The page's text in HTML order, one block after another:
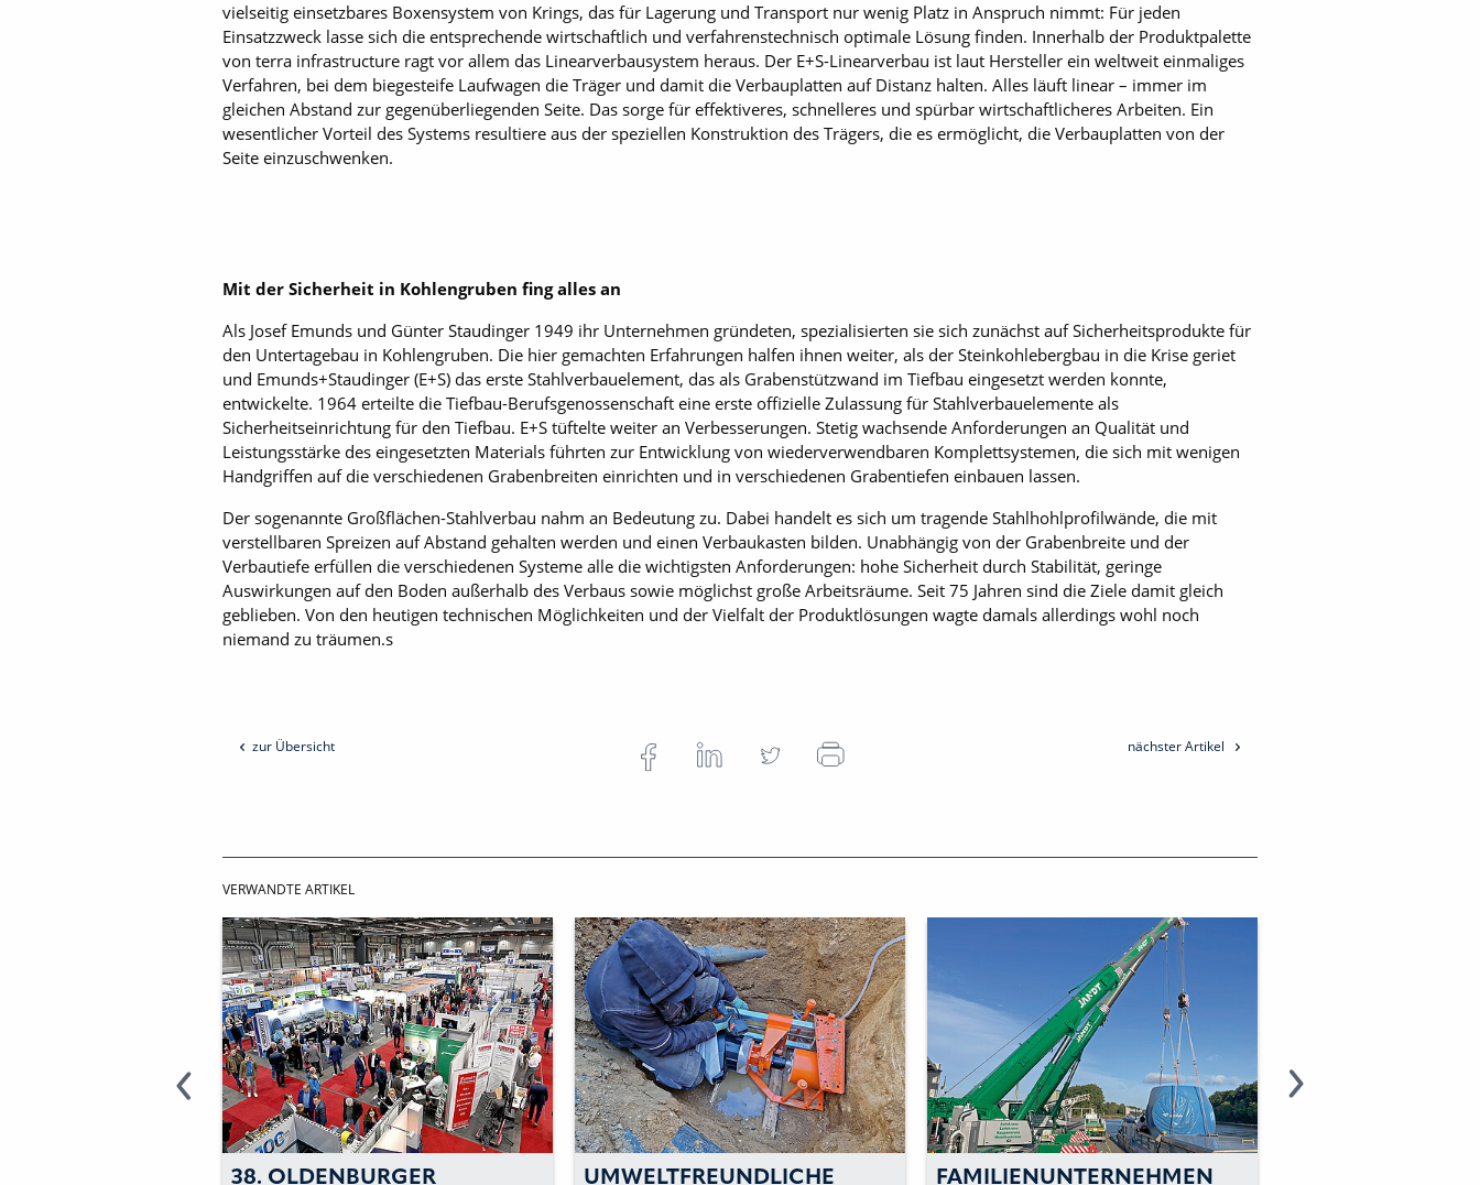
vielseitig einsetzbares Boxensystem von Krings, das für Lagerung und Transport nur wenig Platz in Anspruch nimmt: Für jeden
Einsatzzweck lasse sich die entsprechende wirtschaftlich und verfahrenstechnisch optimale Lösung finden. Innerhalb der Produktpalette
von terra infrastructure ragt vor allem das Linearverbausystem heraus. Der E+S-Linearverbau ist laut Hersteller ein weltweit einmaliges
Verfahren, bei dem biegesteife Laufwagen die Träger und damit die Verbauplatten auf Distanz halten. Alles läuft linear – immer im
gleichen Abstand zur gegenüberliegenden Seite. Das sorge für effektiveres, schnelleres und spürbar wirtschaftlicheres Arbeiten. Ein
wesentlicher Vorteil des Systems resultiere aus der speziellen Konstruktion des Trägers, die es ermöglicht, die Verbauplatten von der
Seite einzuschwenken.
Mit der Sicherheit in Kohlengruben fing alles an
Als Josef Emunds und Günter Staudinger 1949 ihr Unternehmen gründeten, spezialisierten sie sich zunächst auf Sicherheitsprodukte für
den Untertagebau in Kohlengruben. Die hier gemachten Erfahrungen halfen ihnen weiter, als der Steinkohlebergbau in die Krise geriet
und Emunds+Staudinger (E+S) das erste Stahlverbauelement, das als Grabenstützwand im Tiefbau eingesetzt werden konnte,
entwickelte. 1964 erteilte die Tiefbau-Berufsgenossenschaft eine erste offizielle Zulassung für Stahlverbauelemente als
Sicherheitseinrichtung für den Tiefbau. E+S tüftelte weiter an Verbesserungen. Stetig wachsende Anforderungen an Qualität und
Leistungsstärke des eingesetzten Materials führten zur Entwicklung von wiederverwendbaren Komplettsystemen, die sich mit wenigen
Handgriffen auf die verschiedenen Grabenbreiten einrichten und in verschiedenen Grabentiefen einbauen lassen.
Der sogenannte Großflächen-Stahlverbau nahm an Bedeutung zu. Dabei handelt es sich um tragende Stahlhohlprofilwände, die mit
verstellbaren Spreizen auf Abstand gehalten werden und einen Verbaukasten bilden. Unabhängig von der Grabenbreite und der
Verbautiefe erfüllen die verschiedenen Systeme alle die wichtigsten Anforderungen: hohe Sicherheit durch Stabilität, geringe
Auswirkungen auf den Boden außerhalb des Verbaus sowie möglichst große Arbeitsräume. Seit 75 Jahren sind die Ziele damit gleich
geblieben. Von den heutigen technischen Möglichkeiten und der Vielfalt der Produktlösungen wagte damals allerdings wohl noch
niemand zu träumen.s
zur Übersicht nächster Artikel
VERWANDTE ARTIKEL
38. OLDENBURGER
UMWELTFREUNDLICHE
FAMILIENUNTERNEHMEN